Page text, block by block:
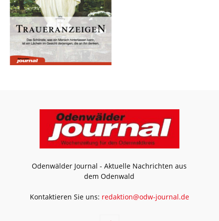
Odenwälder Journal - Aktuelle Nachrichten aus
dem Odenwald
Kontaktieren Sie uns: redaktion@odw-journal.de